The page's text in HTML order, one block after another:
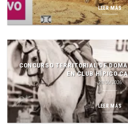
LEER MÁS
CONCURSO TERRITORIAL DE
EN CLUB HÍPICO
29/06/2026
LEER MÁS